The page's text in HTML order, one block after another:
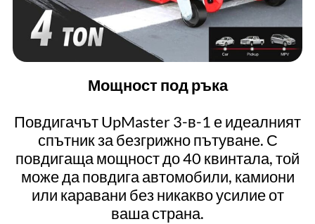
Мощност под ръка
Повдигачът UpMaster 3-в-1 е идеалният
спътник за безгрижно пътуване. С
повдигаща мощност до 40 квинтала, той
може да повдига автомобили, камиони
или каравани без никакво усилие от
ваша страна.